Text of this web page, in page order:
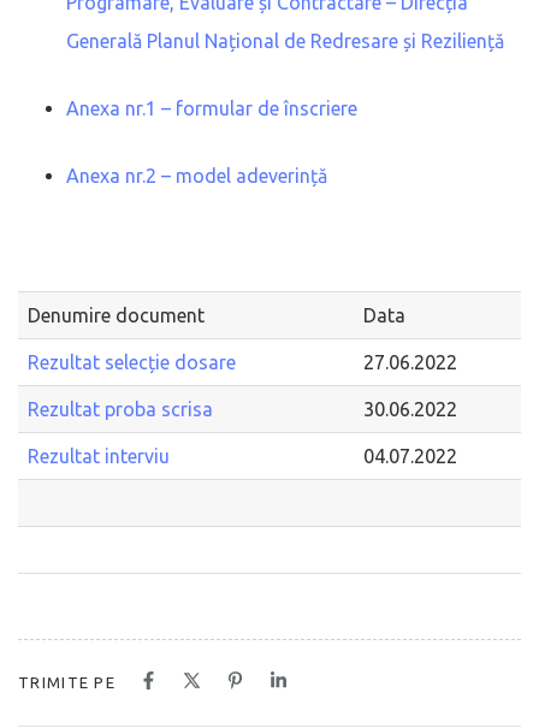
Generală Planul Național de Redresare și Reziliență
Anexa nr.1 – formular de înscriere
Anexa nr.2 – model adeverință
Denumire document Data
Rezultat selecție dosare 27.06.2022
Rezultat proba scrisa 30.06.2022
Rezultat interviu 04.07.2022
TRIMITE PE